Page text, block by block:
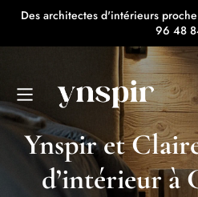
Des architectes d'intérieurs
96 48
Ynspir et
d’intérieur à